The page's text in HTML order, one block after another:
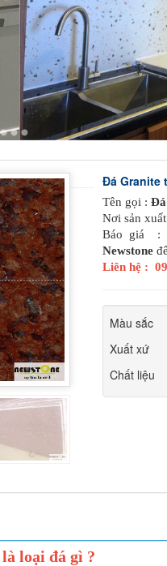
Đá Granite
Tên gọi : Đá
Nơi sản
Báo giá :
Newstone
Liên hệ :
Màu sắc
Xuất xứ
Chất liệu
loại đá gì ?